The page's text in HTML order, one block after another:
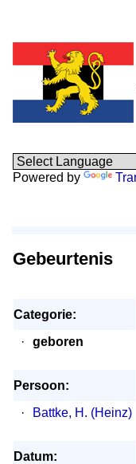
Powered by
Gebeurtenis
Categorie:
·
geboren
Persoon:
·
Battke, H. (Heinz)
Datum: